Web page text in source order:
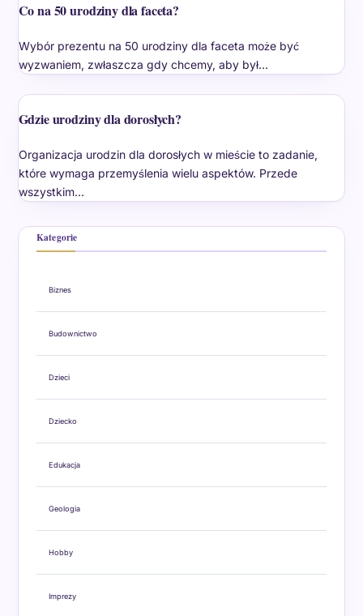
Co na 50 urodziny dla faceta?
Wybór prezentu na 50 urodziny dla faceta może być
wyzwaniem, zwłaszcza gdy chcemy, aby był…
Gdzie urodziny dla dorosłych?
Organizacja urodzin dla dorosłych w mieście to zadanie,
które wymaga przemyślenia wielu aspektów. Przede
wszystkim…
Kategorie
Biznes
Budownictwo
Dzieci
Dziecko
Edukacja
Geologia
Hobby
Imprezy